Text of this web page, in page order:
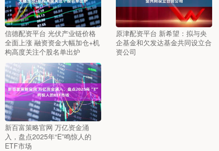
信德配资平台 光伏产业链价格
全面上涨 融资资金大幅加仓+机
构高度关注个股名单出炉
原津配资平台 新希望：拟与央
企基金和欠发达基金共同设立合
资公司
新百富策略官网 万亿资金涌
入，盘点2025年“E”鸣惊人的
ETF市场